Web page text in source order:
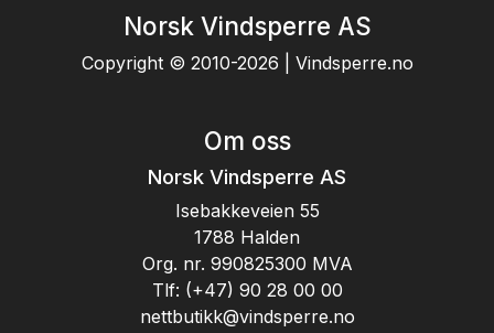
Norsk Vindsperre AS
Copyright © 2010-2026 | Vindsperre.no
Om oss
Norsk Vindsperre AS
Isebakkeveien 55
1788 Halden
Org. nr. 990825300 MVA
Tlf: (+47) 90 28 00 00
nettbutikk@vindsperre.no